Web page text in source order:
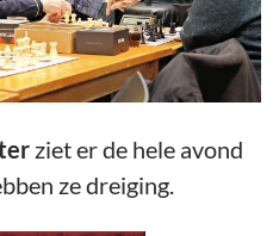
ziet er de hele avond
ze dreiging.